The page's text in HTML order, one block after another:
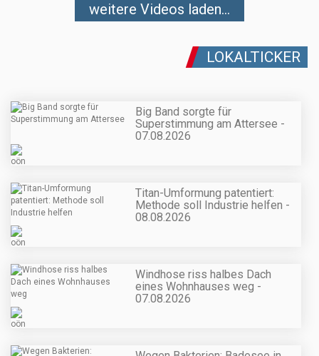
weitere Videos laden...
LOKALTICKER
Big Band sorgte für
Superstimmung am Attersee -
07.08.2026
Titan-Umformung patentiert:
Methode soll Industrie helfen -
08.08.2026
Windhose riss halbes Dach
eines Wohnhauses weg -
07.08.2026